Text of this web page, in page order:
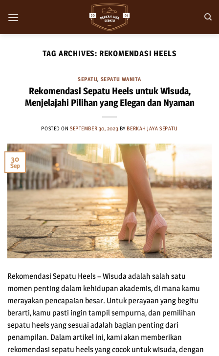
TAG ARCHIVES: REKOMENDASI HEELS
SEPATU, SEPATU WANITA
Rekomendasi Sepatu Heels untuk Wisuda,
Menjelajahi Pilihan yang Elegan dan Nyaman
POSTED ONSEPTEMBER 30, 2023 BY BERKAH JAYA SEPATU
30
Sep
Rekomendasi Sepatu Heels – Wisuda adalah salah satu
momen penting dalam kehidupan akademis, di mana kamu
merayakan pencapaian besar. Untuk perayaan yang begitu
berarti, kamu pasti ingin tampil sempurna, dan pemilihan
sepatu heels yang sesuai adalah bagian penting dari
penampilan. Dalam artikel ini, kami akan memberikan
rekomendasi sepatu heels yang cocok untuk wisuda, dengan